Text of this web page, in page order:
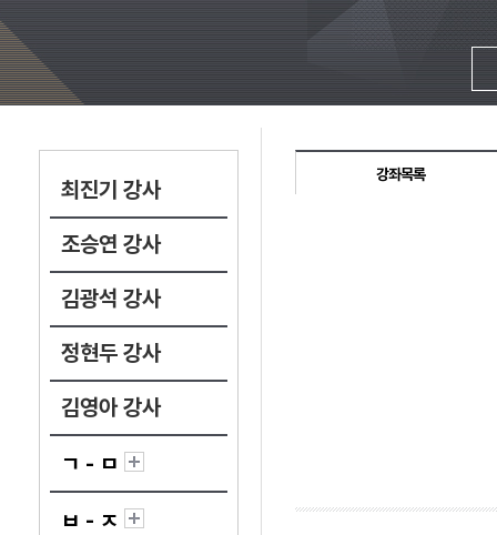
최진기 강사
조승연 강사
김광석 강사
정현두 강사
김영아 강사
ㄱ - ㅁ
ㅂ - ㅈ
강좌목록